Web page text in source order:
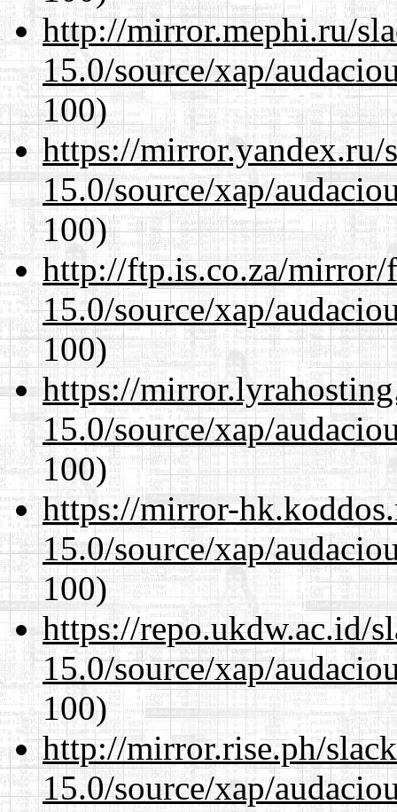
http://mirror.mephi.ru/
15.0/source/xap/
100)
https://mirror.yandex.ru/
15.0/source/xap/
100)
http://ftp.is.co.za/mirror/
15.0/source/xap/
100)
https://
15.0/source/xap/
100)
https://mirror-
15.0/source/xap/
100)
https://repo.ukdw.ac.id/
15.0/source/xap/
100)
http://mirror.rise.ph/
15.0/source/xap/